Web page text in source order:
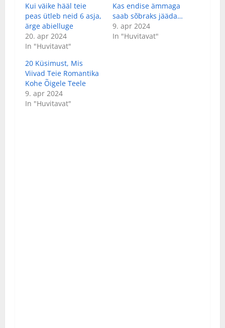
Kui väike hääl teie
peas ütleb neid 6 asja,
ärge abielluge
20. apr 2024
In "Huvitavat"
Kas endise ämmaga
saab sõbraks jääda…
9. apr 2024
In "Huvitavat"
20 Küsimust, Mis
Viivad Teie Romantika
Kohe Õigele Teele
9. apr 2024
In "Huvitavat"